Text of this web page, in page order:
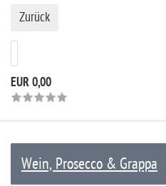
Zurück
EUR 0,00
Wein, Prosecco & Grappa